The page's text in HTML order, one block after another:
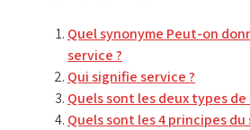
Quel synonyme Peut-on
service ?
Qui signifie service ?
Quels sont les deux types de
Quels sont les 4 principes